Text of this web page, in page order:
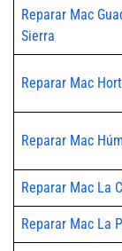
Reparar Mac
Sierra
Reparar Mac
Reparar Mac
Reparar Mac La
Reparar Mac La